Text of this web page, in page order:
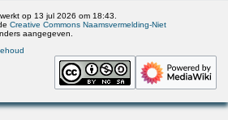
op 13 jul 2026 om 18:43.
Creative Commons Naamsvermelding-Niet
aangegeven.